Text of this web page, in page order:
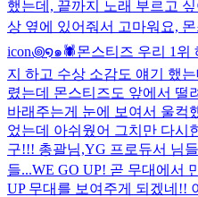
했는데, 끝까지 노래 부르고
상 옆에 있어줘서 고마워요,
icon꩜໑๑🕷️몬스티즈 우리 1위
지 하고 수상 소감도 얘기 했
렸는데 몬스티즈도 앞에서 떨
바래주는게 눈에 보여서 울컥
었는데 아쉬웠어 그치만 다시
구!!! 총괄님,YG 프로듀서 님
들...WE GO UP! 곧 무대에서
UP 무대를 보여주게 되겠네!!